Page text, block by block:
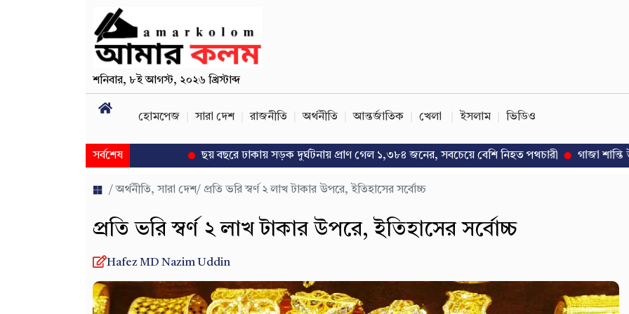
শনিবার, ৮ই আগস্ট, ২০২৬ খ্রিস্টাব্দ
হোমপেজ সারা দেশ রাজনীতি অর্থনীতি আন্তর্জাতিক খেলা ইসলাম ভিডিও
সর্বশেষ ছয় বছরে ঢাকায় সড়ক দুর্ঘটনায় প্রাণ গেল ১,৩৮৪ জনের, সবচেয়ে বেশি নিহত পথচারী গাজা শান্তি উদ্যোগে
/অর্থনীতি,সারা দেশ/ প্রতি ভরি স্বর্ণ ২ লাখ টাকার উপরে, ইতিহাসের সর্বোচ্চ
প্রতি ভরি স্বর্ণ ২ লাখ টাকার উপরে, ইতিহাসের সর্বোচ্চ
Hafez MD Nazim Uddin